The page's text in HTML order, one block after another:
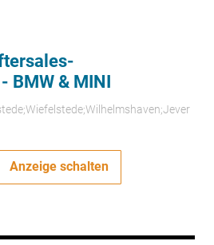
BMW & MINI
Anzeige schalten